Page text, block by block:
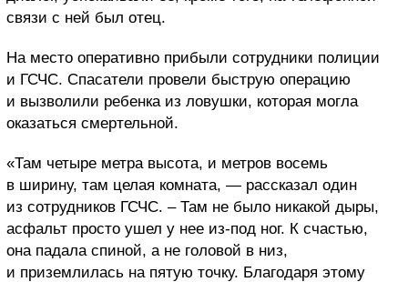
связи с ней был отец.
На место оперативно прибыли сотрудники полиции
и ГСЧС. Спасатели провели быструю операцию
и вызволили ребенка из ловушки, которая могла
оказаться смертельной.
«Там четыре метра высота, и метров восемь
в ширину, там целая комната, — рассказал один
из сотрудников ГСЧС. – Там не было никакой дыры,
асфальт просто ушел у нее из-под ног. К счастью,
она падала спиной, а не головой в низ,
и приземлилась на пятую точку. Благодаря этому